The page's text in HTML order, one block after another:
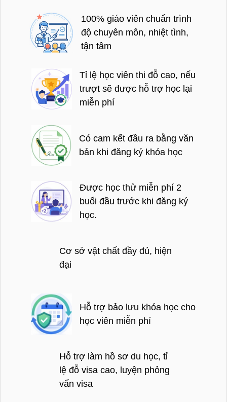
100% giáo viên chuẩn trình
độ chuyên môn, nhiệt tình,
tận tâm
Tỉ lệ học viên thi đỗ cao, nếu
trượt sẽ được hỗ trợ học lại
miễn phí
Có cam kết đầu ra bằng văn
bản khi đăng ký khóa học
Được học thử miễn phí 2
buổi đầu trước khi đăng ký
học.
Cơ sở vật chất đầy đủ, hiện
đại
Hỗ trợ bảo lưu khóa học cho
học viên miễn phí
Hỗ trợ làm hồ sơ du học, tỉ
lệ đỗ visa cao, luyện phỏng
vấn visa